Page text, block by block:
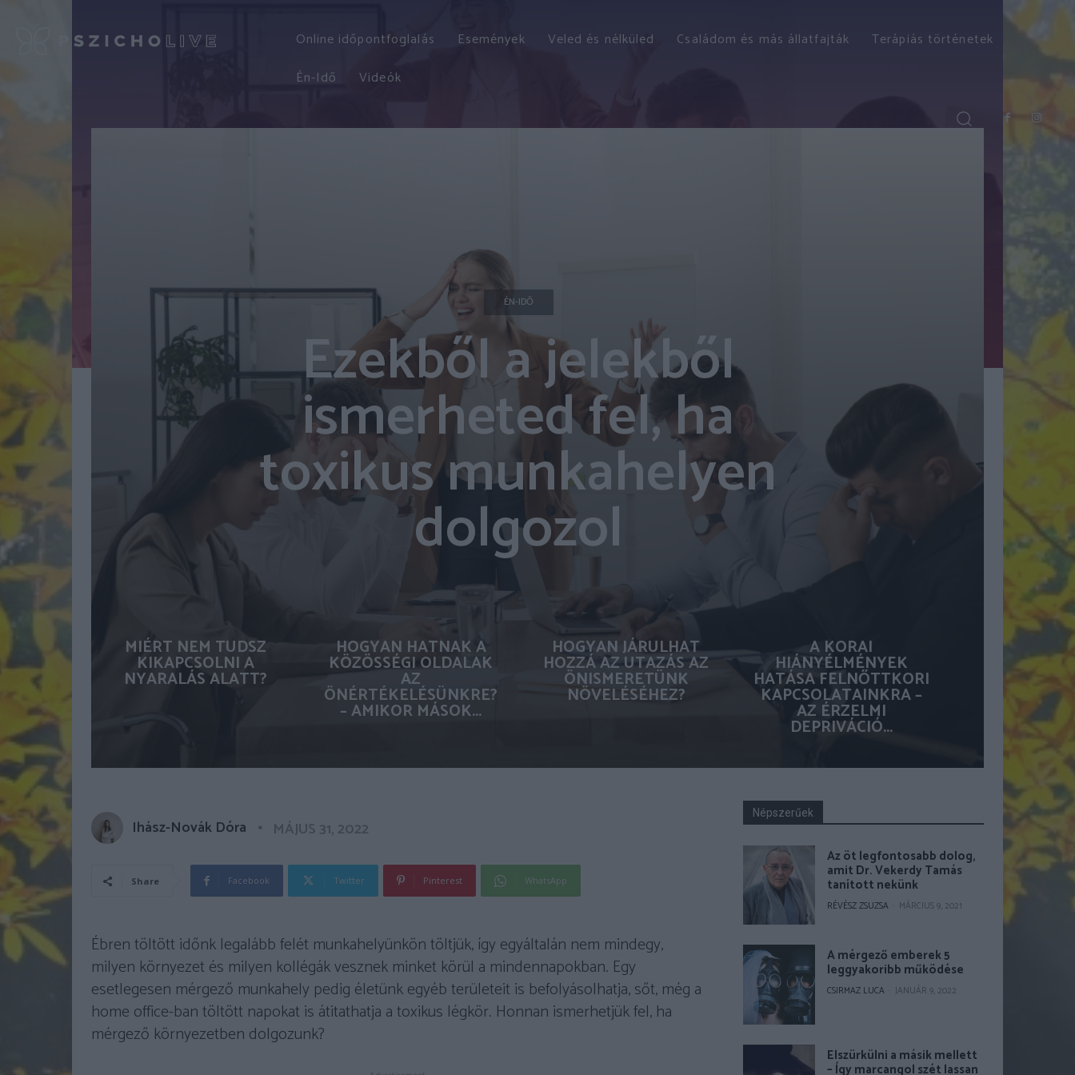
Online időpontfoglalás Események Veled és nélküled Családom és más állatfajták
Terápiás történetek
Én-Idő
Videók
ÉN-IDŐ
Ezekből a jelekből
ismerheted fel, ha
toxikus munkahelyen
dolgozol
MIÉRT NEM TUDSZ
KIKAPCSOLNI A
NYARALÁS ALATT?
HOGYAN HATNAK A
KÖZÖSSÉGI OLDALAK
AZ
ÖNÉRTÉKELÉSÜNKRE?
– AMIKOR MÁSOK...
HOGYAN JÁRULHAT
HOZZÁ AZ UTAZÁS AZ
ÖNISMERETÜNK
NÖVELÉSÉHEZ?
A KORAI
HIÁNYÉLMÉNYEK
HATÁSA FELNŐTTKORI
KAPCSOLATAINKRA –
AZ ÉRZELMI
DEPRIVÁCIÓ...
Ihász-Novák Dóra MÁJUS 31, 2022
Share Facebook Twitter Pinterest WhatsApp
Ébren töltött időnk legalább felét munkahelyünkön töltjük, így egyáltalán nem mindegy,
milyen környezet és milyen kollégák vesznek minket körül a mindennapokban. Egy
esetlegesen mérgező munkahely pedig életünk egyéb területeit is befolyásolhatja, sőt, még a
home office-ban töltött napokat is átitathatja a toxikus légkör. Honnan ismerhetjük fel, ha
mérgező környezetben dolgozunk?
Népszerűek
Az öt legfontosabb dolog,
amit Dr. Vekerdy Tamás
tanított nekünk
RÉVÉSZ ZSUZSA MÁRCIUS 9, 2021
A mérgező emberek 5
leggyakoribb működése
CSIRMAZ LUCA JANUÁR 9, 2022
Elszürkülni a másik mellett
– Így marcangol szét lassan